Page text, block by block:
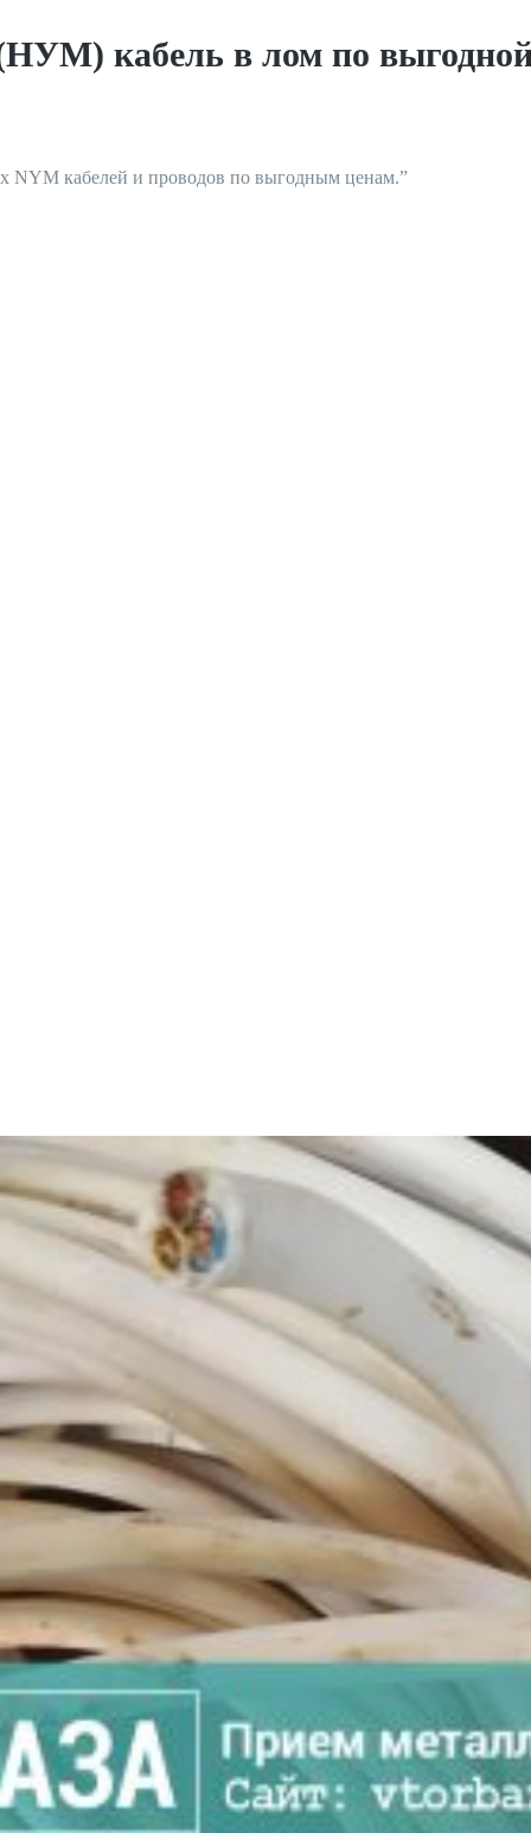
кабель в лом по
NYM кабелей и проводов по выгодным ценам.”